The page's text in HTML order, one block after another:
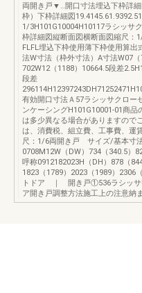
両開き戸▼…開口寸法埋込下枠詳
枠）下枠詳細図
1/3H101G10004H10117ラシッサ
枠詳細図縦断面図横断面図縮尺：
FLFL埋込下枠使用薄下枠使用算出
法W寸法（枠外寸法）A寸法W07（
702W12（1188）10664.5段差
段差
有効開口寸法Ａ57ラシッサクロー
ンケーシングH101G10001-01商品
は多少異なる場合がありますので
は、消費税、組立費、工事費、運
尺：1/6両開き戸 サイズ/基本寸
0708M12W（DW）734（340.5）
呼称0912182023H（DH）878（
1823（1789）2023（1989）2306
トドア ｜ 開き戸①536ラシッサ
ア開き戸調整方法施工上の注意納